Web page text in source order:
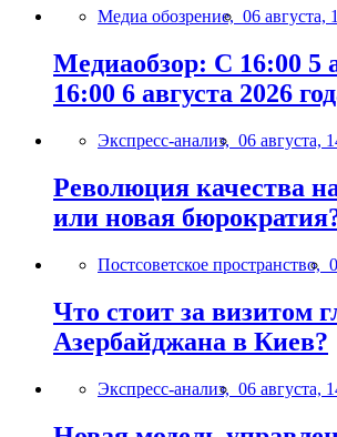
Медиа обозрение, 06 августа,
Медиаобзор: С 16:00 5
16:00 6 августа 2026
Экспресс-анализ, 06 августа,
Революция качества
или новая
Постсоветское пространство,
Что стоит за
Азербайджана в Киев?
Экспресс-анализ, 06 августа,